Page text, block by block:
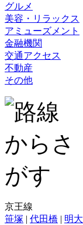
グルメ
美容・リラックス
アミューズメント
金融機関
交通アクセス
不動産
その他
京王線
笹塚 | 代田橋 | 明